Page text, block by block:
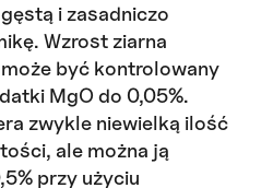
i zasadniczo
Wzrost ziarna
być kontrolowany
MgO do 0,05%.
zwykle niewielką ilość
ale można ją
przy użyciu